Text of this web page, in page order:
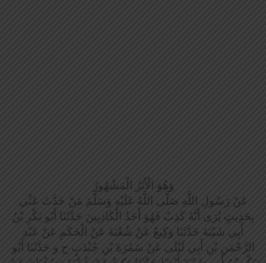
وَهُوَ الْأَثَرُ الْمَشْهُورُ
عَنْ رَسُولِ اللَّهِ صَلَّى اللَّهُ عَلَيْهِ وَسَلَّمَ مَنْ حَدَّثَ عَنِّي
بِحَدِيثٍ يُرَى أَنَّهُ كَذِبٌ فَهُوَ أَحَدُ الْكَاذِبِينَ حَدَّثَنَا أَبُو بَكْرِ بْنُ
أَبِي شَيْبَةَ حَدَّثَنَا وَكِيعٌ عَنْ شُعْبَةَ عَنْ الْحَكَمِ عَنْ عَبْدِ
الرَّحْمَنِ بْنِ أَبِي لَيْلَى عَنْ سَمُرَةَ بْنِ جُنْدَبٍ ح و حَدَّثَنَا أَبُو